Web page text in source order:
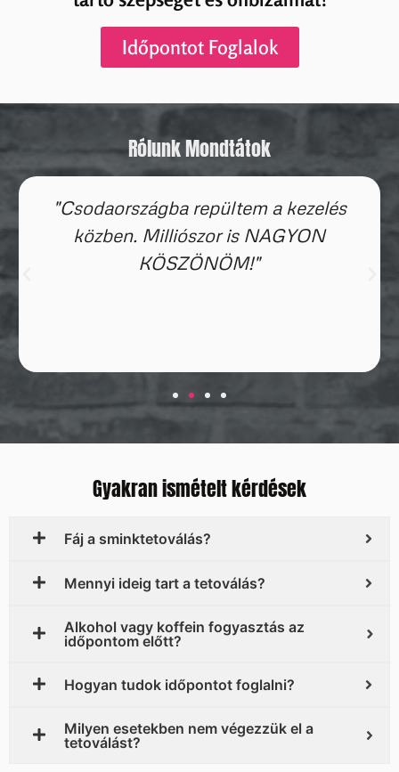
Időpontot Foglalok
Rólunk Mondtátok
"Csodaországba repültem a kezelés
közben. Milliószor is NAGYON
KÖSZÖNÖM!"
Gyakran ismételt kérdések
Fáj a sminktetoválás?
Mennyi ideig tart a tetoválás?
Alkohol vagy koffein fogyasztás az
időpontom előtt?
Hogyan tudok időpontot foglalni?
Milyen esetekben nem végezzük el a
tetoválást?